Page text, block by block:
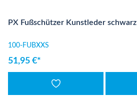
PX Fußschützer Kunstleder schwarz
100-FUBXXS
51,95 €*